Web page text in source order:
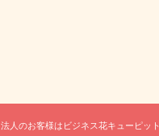
法人のお客様は ビジネス花キューピット